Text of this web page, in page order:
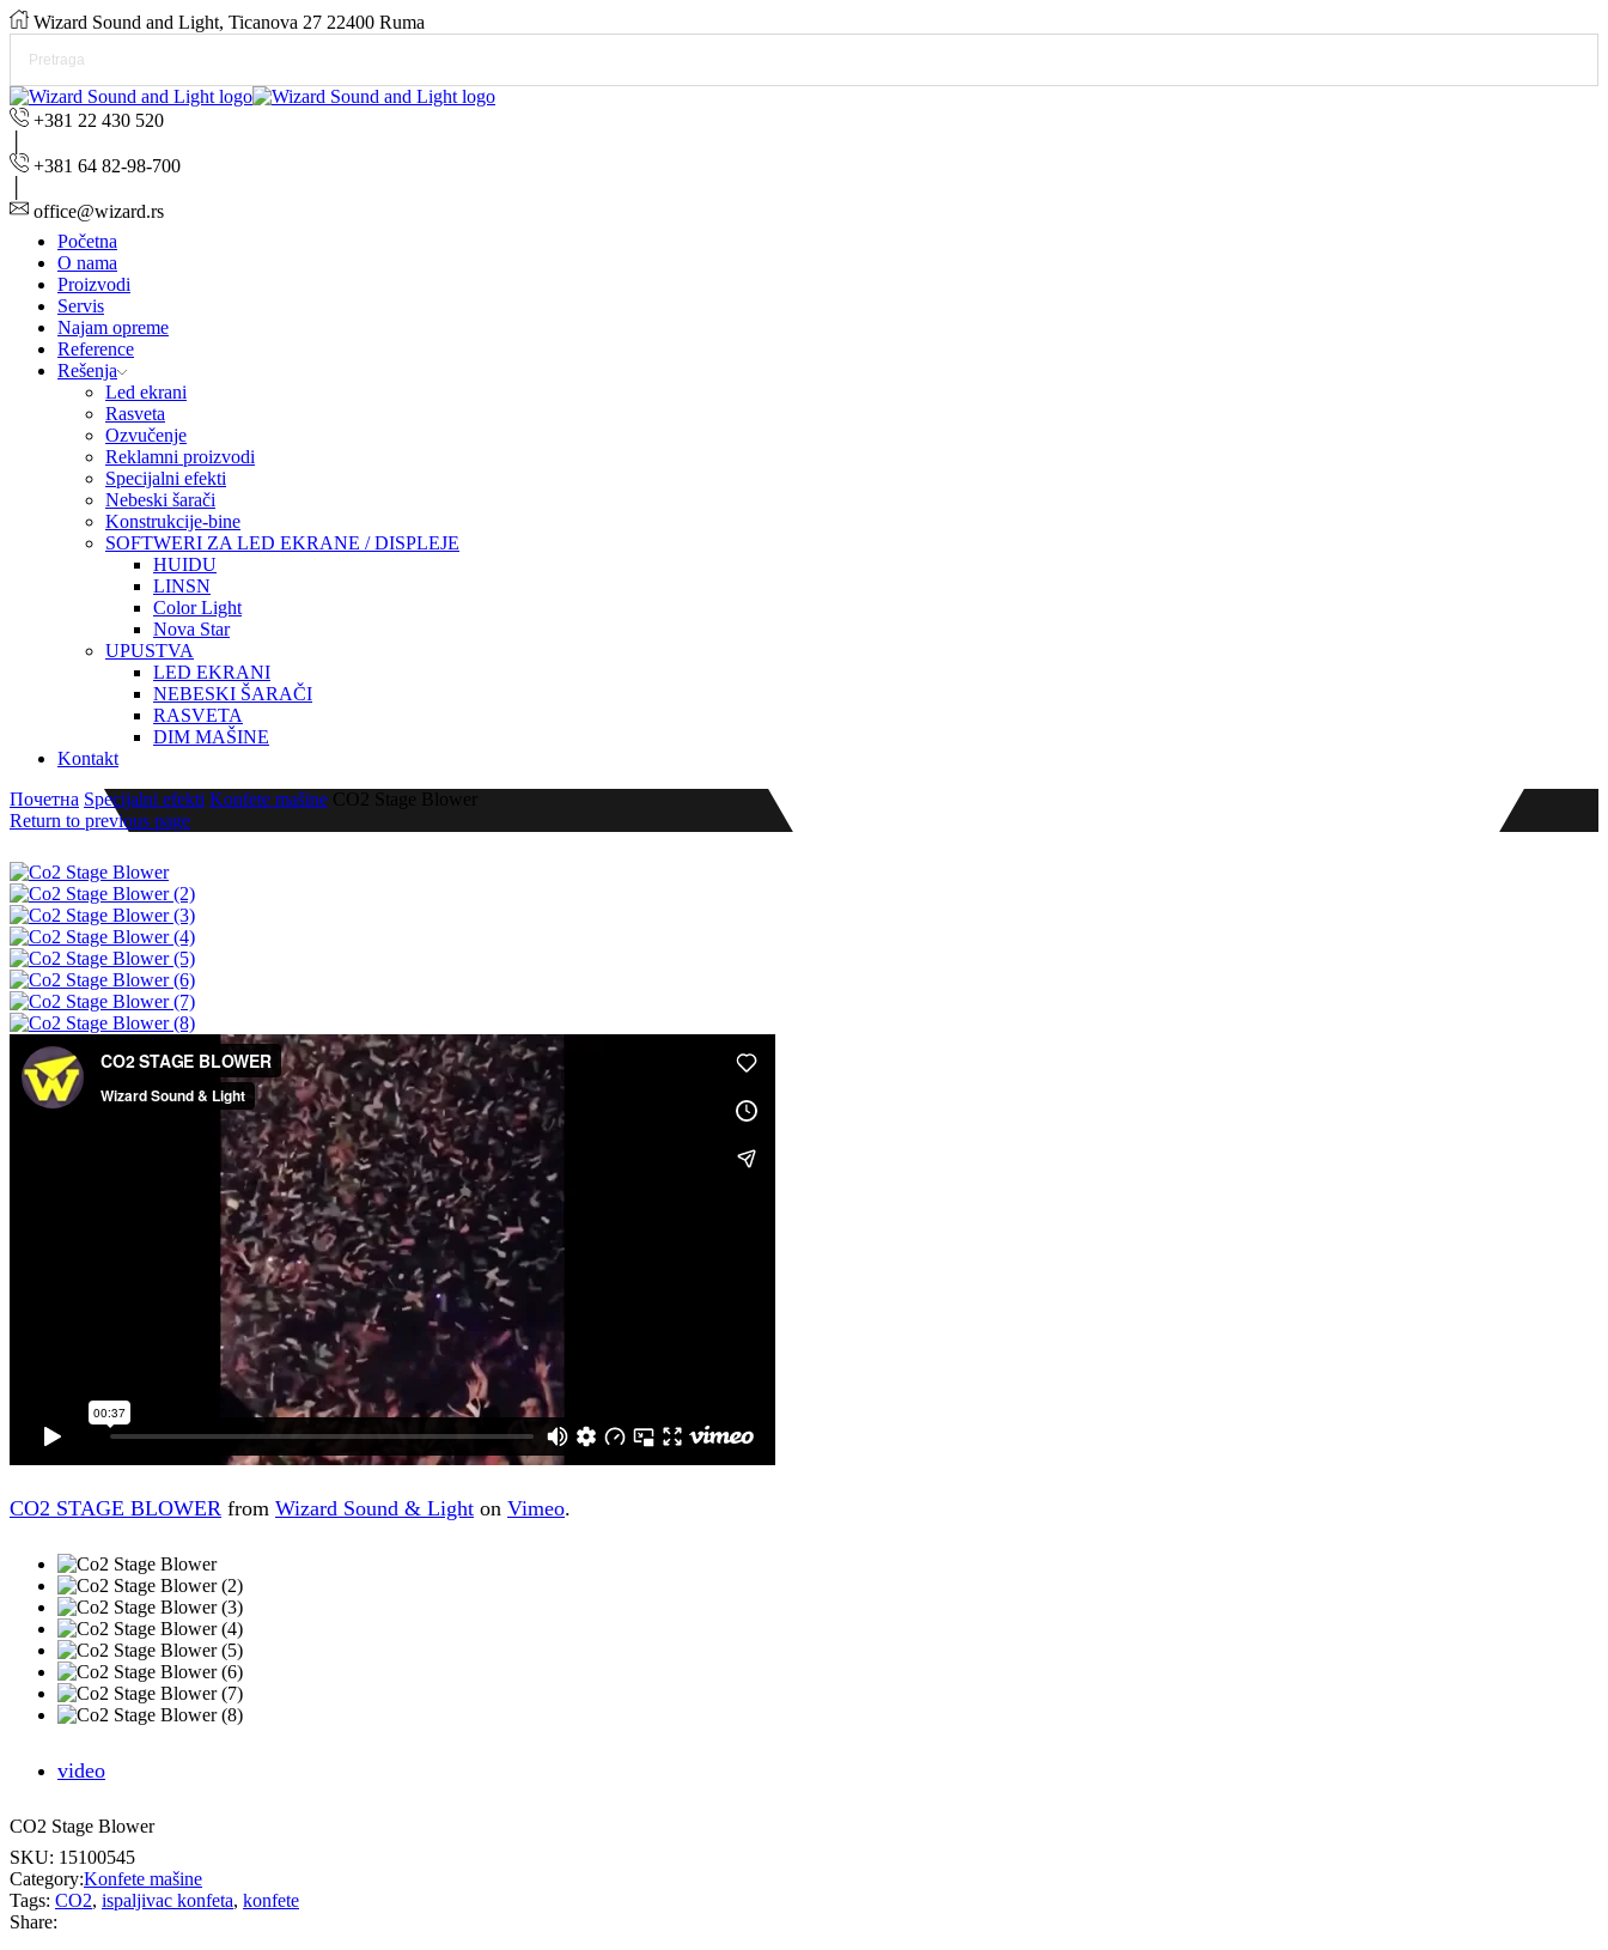
Wizard Sound and Light, Ticanova 27 22400 Ruma
+381 22 430 520
+381 64 82-98-700
office@wizard.rs
Početna
O nama
Proizvodi
Servis
Najam opreme
Reference
Rešenja
Led ekrani
Rasveta
Ozvučenje
Reklamni proizvodi
Specijalni efekti
Nebeski šarači
Konstrukcije-bine
SOFTWERI ZA LED EKRANE / DISPLEJE
HUIDU
LINSN
Color Light
Nova Star
UPUSTVA
LED EKRANI
NEBESKI ŠARAČI
RASVETA
DIM MAŠINE
Kontakt
Почетна Specijalni efekti Konfete mašine CO2 Stage Blower
Return to previous page
CO2 STAGE BLOWER from Wizard Sound & Light on Vimeo.
video
CO2 Stage Blower
SKU: 15100545
Category:Konfete mašine
Tags: CO2, ispaljivac konfeta, konfete
Share: